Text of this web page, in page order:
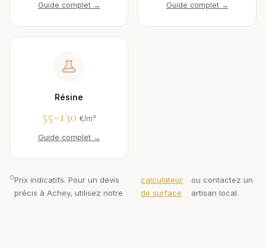
Guide complet → Guide complet →
Résine
55–130 €/m²
Guide complet →
Prix indicatifs. Pour un devis
précis à Achey, utilisez notre
calculateur
de surface
ou contactez un
artisan local.